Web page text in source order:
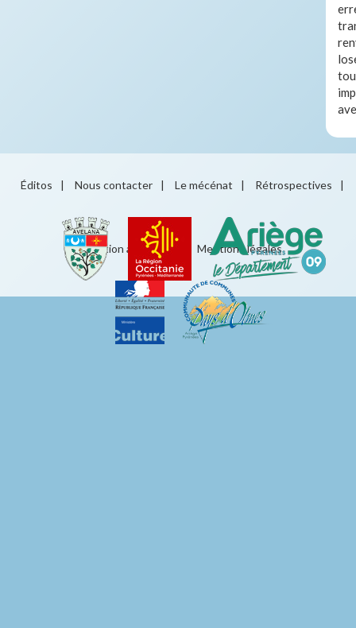
Éditos | Nous contacter | Le mécénat | Rétrospectives |
Éducation artistique Mentions légales